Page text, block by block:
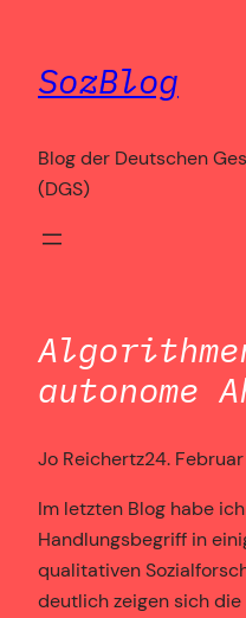
springen
SozBlog
Blog der Deutschen
(DGS)
autonome
Jo Reichertz24.
Im letzten Blog habe ich
Handlungsbegriff in
qualitativen
deutlich zeigen sich